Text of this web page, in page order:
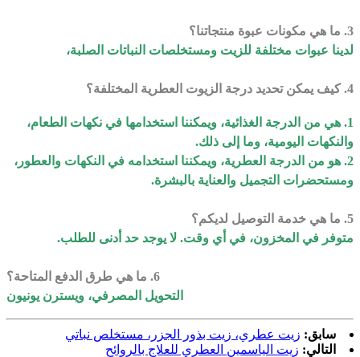
3. ما هي مكونات عبوة منتجاتنا؟
لدينا عبوات مختلفة للزيت ومستخلصات النباتات الصلبة،
4. كيف يمكن تحديد درجة الزيوت العطرية المختلفة؟
1. هي من الدرجة الغذائية، ويمكننا استخدامها في نكهات الطعام،
والنكهات اليومية، وما إلى ذلك.
2. هو من الدرجة العطرية، ويمكننا استخدامه في النكهات والعطور،
ومستحضرات التجميل والعناية بالبشرة.
5. ما هي خدمة التوصيل لديكم؟
متوفر في المخزون، في أي وقت. لا يوجد حد أدنى للطلب.
6. ما هي طرق الدفع المتاحة؟
التحويل المصرفي، ويسترن يونيون
سابق: زيت عطري، زيت بذور الجزر، مستخلص نباتي
التالي: زيت الياسمين العطري للعلاج بالروائح